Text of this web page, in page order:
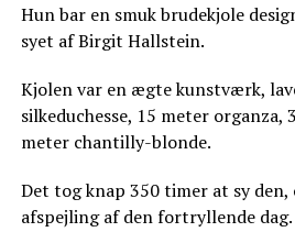
Hun bar en smuk brudekjole
syet af Birgit Hallstein.
Kjolen var en ægte kunstværk,
silkeduchesse, 15 meter
meter chantilly-blonde.
Det tog knap 350 timer at sy
afspejling af den fortryllende dag.